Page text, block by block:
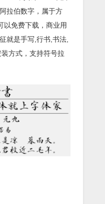
拉伯数字，属于方
以免费下载，商业用
就是手写,行书,书法,
方式，支持符号拉